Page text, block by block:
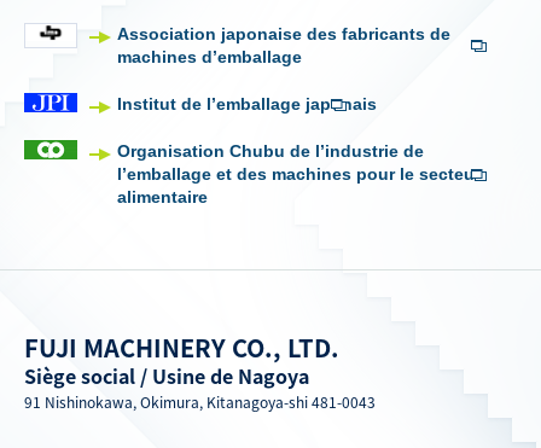
Association japonaise des fabricants de
machines d’emballage
Institut de l’emballage japonais
Organisation Chubu de l’industrie de
l’emballage et des machines pour le secteur
alimentaire
FUJI MACHINERY CO., LTD.
Siège social / Usine de Nagoya
91 Nishinokawa, Okimura, Kitanagoya-shi 481-0043